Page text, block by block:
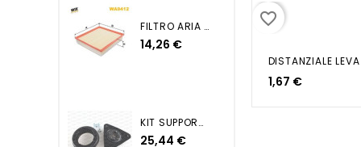
FILTRO ARIA QASHQAI...
14,26 €
KIT SUPPORTO AMMORTIZZATORE...
25,44 €
favorite_border
1,67 €